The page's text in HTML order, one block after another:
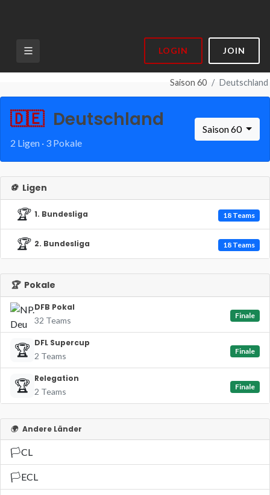
LOGIN JOIN
Saison 60 Deutschland
🇩🇪 Deutschland
2 Ligen · 3 Pokale
Saison 60
⚽ Ligen
🏆 1. Bundesliga 18 Teams
🏆 2. Bundesliga 18 Teams
🏆 Pokale
DFB Pokal
32 Teams
Finale
🏆 DFL Supercup
2 Teams
Finale
🏆 Relegation
2 Teams
Finale
🌍 Andere Länder
🏳️CL
🏳️ECL